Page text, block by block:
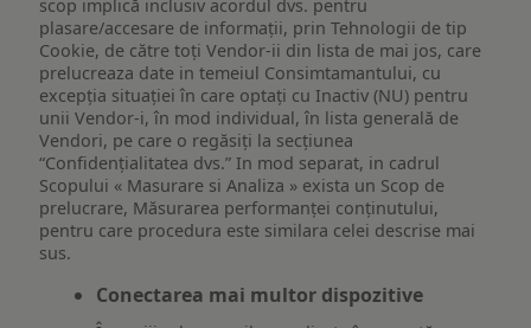
scop implică inclusiv acordul dvs. pentru
plasare/accesare de informații, prin Tehnologii de tip
Cookie, de către toți Vendor-ii din lista de mai jos, care
prelucreaza date in temeiul Consimtamantului, cu
excepția situației în care optați cu Inactiv (NU) pentru
unii Vendor-i, în mod individual, în lista generală de
Vendori, pe care o regăsiți la secțiunea
“Confidențialitatea dvs.” In mod separat, in cadrul
Scopului « Masurare si Analiza » exista un Scop de
prelucrare, Măsurarea performanței conținutului,
pentru care procedura este similara celei descrise mai
sus.
Conectarea mai multor dispozitive